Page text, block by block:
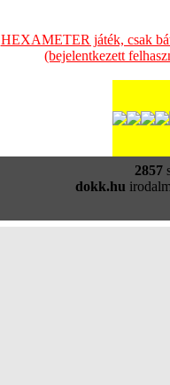
HEXAMETER játék, csak
(bejelentkezett
2857
dokk.hu